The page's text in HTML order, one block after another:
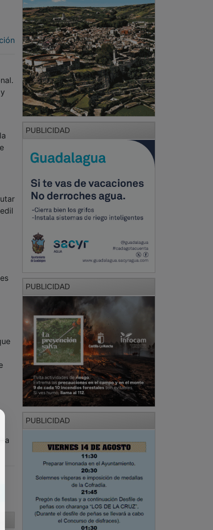
PUBLICIDAD
PUBLICIDAD
PUBLICIDAD